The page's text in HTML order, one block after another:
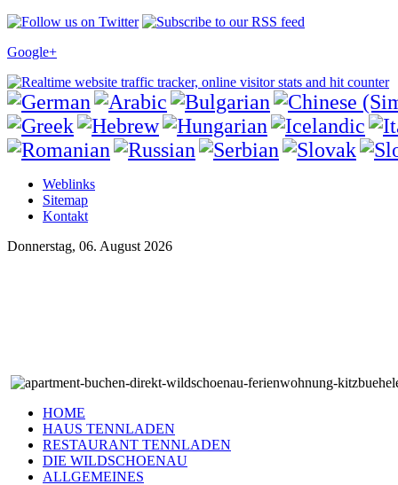
Google+
Weblinks
Sitemap
Kontakt
Donnerstag, 06. August 2026
HOME
HAUS TENNLADEN
RESTAURANT TENNLADEN
DIE WILDSCHOENAU
ALLGEMEINES